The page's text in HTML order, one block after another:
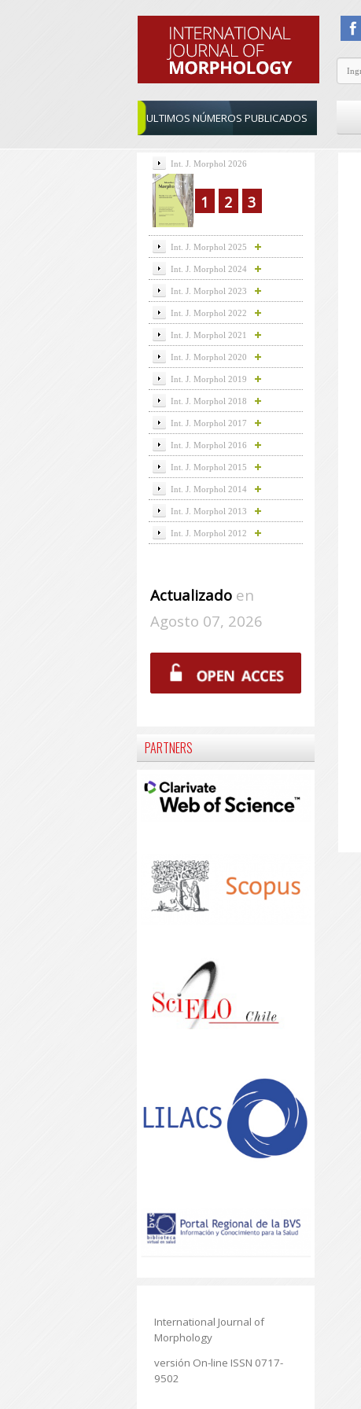
ULTIMOS NÚMEROS PUBLICADOS
Int. J. Morphol 2026
1 2 3
Int. J. Morphol 2025
Int. J. Morphol 2024
Int. J. Morphol 2023
Int. J. Morphol 2022
Int. J. Morphol 2021
Int. J. Morphol 2020
Int. J. Morphol 2019
Int. J. Morphol 2018
Int. J. Morphol 2017
Int. J. Morphol 2016
Int. J. Morphol 2015
Int. J. Morphol 2014
Int. J. Morphol 2013
Int. J. Morphol 2012
Actualizadoen
Agosto 07, 2026
PARTNERS
International Journal of
Morphology
versión On-line ISSN 0717-
9502